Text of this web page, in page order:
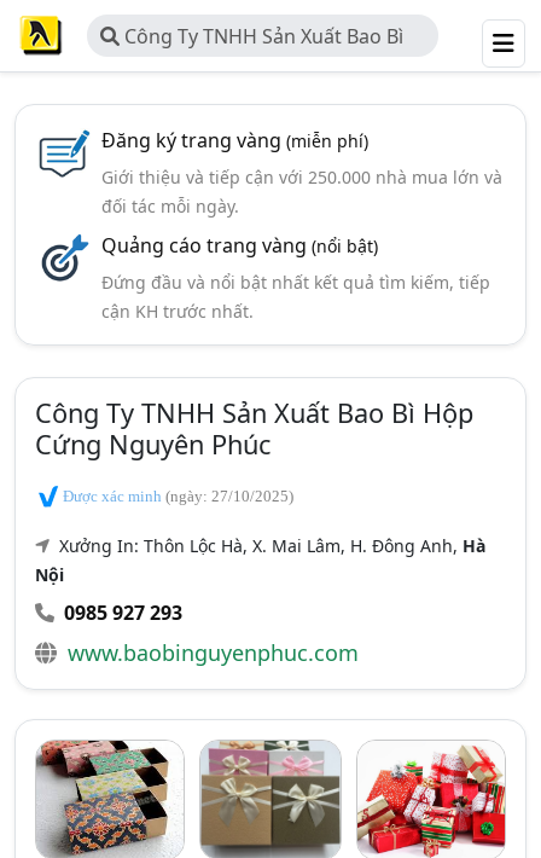
Công Ty TNHH Sản Xuất Bao Bì
Hộp Cứng Nguyên Phúc
Đăng ký trang vàng (miễn phí)
Giới thiệu và tiếp cận với 250.000 nhà mua lớn và
đối tác mỗi ngày.
Quảng cáo trang vàng (nổi bật)
Đứng đầu và nổi bật nhất kết quả tìm kiếm, tiếp
cận KH trước nhất.
Công Ty TNHH Sản Xuất Bao Bì Hộp
Cứng Nguyên Phúc
Được xác minh (ngày: 27/10/2025)
Xưởng In: Thôn Lộc Hà, X. Mai Lâm, H. Đông Anh, Hà
Nội
0985 927 293
www.baobinguyenphuc.com